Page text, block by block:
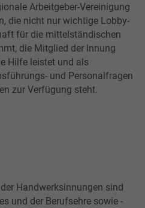
Arbeitgeber-Vereinigung
die nicht nur wichtige Lobby-
für die mittelständischen
die Mitglied der Innung
Hilfe leistet und als
und Personalfragen
zur Verfügung steht.
Handwerksinnungen sind
und der Berufsehre sowie -